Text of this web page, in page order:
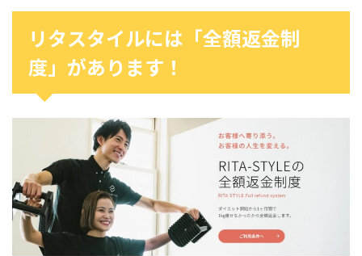
リタスタイルには「全額返金制
度」があります！